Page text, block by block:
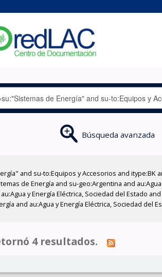
Búsqueda avanzada
and su-to:Equipos y Accesorios and itype:BK
de Energía and su-geo:Argentina and
y Energía Eléctrica, Sociedad del Estado
and au:Agua y Energía Eléctrica, Sociedad del
4 resultados.